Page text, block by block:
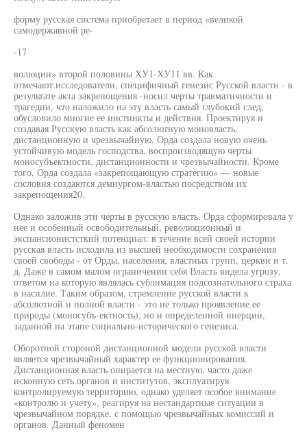
форму русская система приобретает в период «великой
самодержавной ре-
-17
волюции» второй половины ХУ1-ХУ11 вв. Как
отмечают.исследователи, специфичный генезис Русской власти - в
результате акта закрепощения -носил черты травматичности и
трагедии, что наложило на эту власть самый глубокий след,
обусловило многие ее инстинкты и действия. Проектируя и
создавая Русскую власть как абсолютную моновласть,
дистанционную и чрезвычайную, Орда создала новую очень
устойчивую модель господства, воспроизводящую черты
моносубъектности, дистанционности и чрезвычайности. Кроме
того, Орда создала «закрепощающую стратегию» — новые
сословия создаются демиургом-властью посредством их
закрепощения20.
Однако заложив эти черты в русскую власть, Орда сформировала у
нее и особенный освободительный, революционный и
экспансионистсткий потенциал: в течение всей своей истории
русская власть исходила из высшей необходимости сохранения
своей свободы - от Орды, населения, властных групп, церкви и т.
д. Даже в самом малом ограничении себя Власть видела угрозу,
ответом на которую являлась сублимация подсознательного страха
в насилие. Таким образом, стремление русской власти к
абсолютной и полной власти - это не только проявление ее
природы (моносубъ-ектность), но и определенной инерции,
заданной на этапе социально-исторического генезиса.
Оборотной стороной дистанционной модели русской власти
является чрезвычайный характер ее функционирования.
Дистанционная власть опирается на местную, часто даже
исконную сеть органов и институтов, эксплуатируя
контролируемую территорию, однако уделяет особое внимание
«контролю и учету», реагируя на нестандартные ситуации в
чрезвычайном порядке, с помощью чрезвычайных комиссий и
органов. Данный феномен